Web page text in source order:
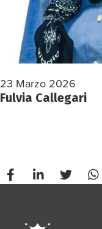
23 Marzo 2026
Fulvia Callegari